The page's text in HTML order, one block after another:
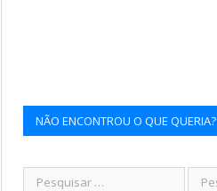
NÃO ENCONTROU O QUE QUERIA?